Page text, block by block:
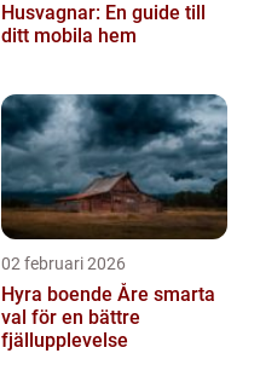
Husvagnar: En guide till
ditt mobila hem
02 februari 2026
Hyra boende Åre smarta
val för en bättre
fjällupplevelse